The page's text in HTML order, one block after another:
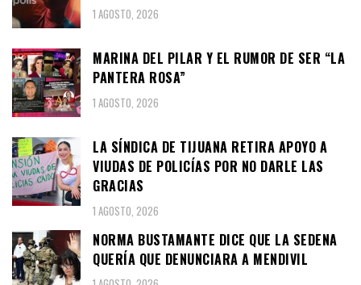
1 AGOSTO, 2026
MARINA DEL PILAR Y EL RUMOR DE SER “LA
PANTERA ROSA”
1 AGOSTO, 2026
LA SÍNDICA DE TIJUANA RETIRA APOYO A
VIUDAS DE POLICÍAS POR NO DARLE LAS
GRACIAS
1 AGOSTO, 2026
NORMA BUSTAMANTE DICE QUE LA SEDENA
QUERÍA QUE DENUNCIARA A MENDIVIL